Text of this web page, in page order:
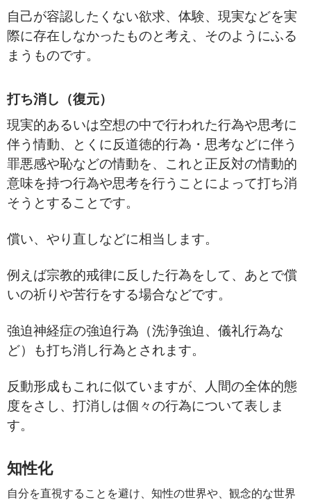
自己が容認したくない欲求、体験、現実などを実
際に存在しなかったものと考え、そのようにふる
まうものです。
打ち消し（復元）
現実的あるいは空想の中で行われた行為や思考に
伴う情動、とくに反道徳的行為・思考などに伴う
罪悪感や恥などの情動を、これと正反対の情動的
意味を持つ行為や思考を行うことによって打ち消
そうとすることです。
償い、やり直しなどに相当します。
例えば宗教的戒律に反した行為をして、あとで償
いの祈りや苦行をする場合などです。
強迫神経症の強迫行為（洗浄強迫、儀礼行為な
ど）も打ち消し行為とされます。
反動形成もこれに似ていますが、人間の全体的態
度をさし、打消しは個々の行為について表しま
す。
知性化
自分を直視することを避け、知性の世界や、観念的な世界